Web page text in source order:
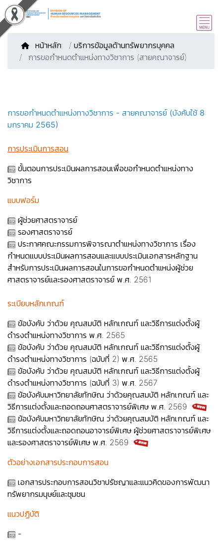
หน้าหลัก / บริการข้อมูลด้านทรัพยากรบุคคล
การขอกำหนดตำแหน่งทางวิชาการ (สายคณาจารย์)
การขอกำหนดตำแหน่งทางวิชาการ - สายคณาจารย์ (บังคับใช้ 8
มกราคม 2565)
การประเมินการสอน
ขั้นตอนการประเมินผลการสอนเพื่อขอกำหนดตำแหน่งทาง
วิชาการ
แบบฟอร์ม
ผู้ช่วยศาสตราจารย์
รองศาสตราจารย์
ประกาศคณะกรรมการพิจารณาตำแหน่งทางวิชาการ เรื่อง
กำหนดแบบประเมินผลการสอนและแบบประเมินเอกสารหลักฐาน
สำหรับการประเมินผลการสอนในการขอกำหนดตำแหน่งผู้ช่วย
ศาสตราจารย์และรองศาสตราจารย์ พ.ศ. 2561
ระเบียบหลักเกณฑ์
ข้อบังคับ ว่าด้วย คุณสมบัติ หลักเกณฑ์ และวิธีการแต่งตั้งผู้
ดำรงตำแหน่งทางวิชาการ พ.ศ. 2565
ข้อบังคับ ว่าด้วย คุณสมบัติ หลักเกณฑ์ และวิธีการแต่งตั้งผู้
ดำรงตำแหน่งทางวิชาการ (ฉบับที่ 2) พ.ศ. 2565
ข้อบังคับ ว่าด้วย คุณสมบัติ หลักเกณฑ์ และวิธีการแต่งตั้งผู้
ดำรงตำแหน่งทางวิชาการ (ฉบับที่ 3) พ.ศ. 2567
ข้อบังคับมหาวิทยาลัยทักษิณ ว่าด้วยคุณสมบัติ หลักเกณฑ์ และ
วิธีการแต่งตั้งและถอดถอนศาสตราจารย์พิเศษ พ.ศ. 2569
ข้อบังคับมหาวิทยาลัยทักษิณ ว่าด้วยคุณสมบัติ หลักเกณฑ์ และ
วิธีการแต่งตั้งและถอดถอนอาจารย์พิเศษ ผู้ช่วยศาสตราจารย์พิเศษ
และรองศาสตราจารย์พิเศษ พ.ศ. 2569
ตัวอย่างเอกสารประกอบการสอน
เอกสารประกอบการสอนวิชาปรัชญาและแนวคิดของการพัฒนา
ทรัพยากรมนุษย์และชุมชน
แนวปฏิบัติ
-